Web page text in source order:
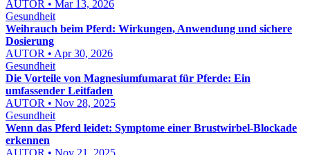
AUTOR • Mar 13, 2026
Gesundheit
Weihrauch beim Pferd: Wirkungen, Anwendung und sichere
Dosierung
AUTOR • Apr 30, 2026
Gesundheit
Die Vorteile von Magnesiumfumarat für Pferde: Ein
umfassender Leitfaden
AUTOR • Nov 28, 2025
Gesundheit
Wenn das Pferd leidet: Symptome einer Brustwirbel-Blockade
erkennen
AUTOR • Nov 21, 2025